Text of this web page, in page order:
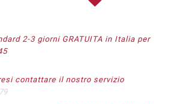
2-3 giorni GRATUITA in Italia per
contattare il nostro servizio